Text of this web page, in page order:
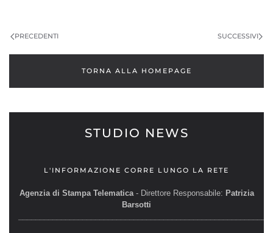
PRECEDENTI SUCCESSIVI
TORNA ALLA HOMEPAGE
STUDIO NEWS
L'INFORMAZIONE CORRE LUNGO LA RETE
Agenzia di Stampa Telematica- Direttore Responsabile: Patrizia
Barsotti